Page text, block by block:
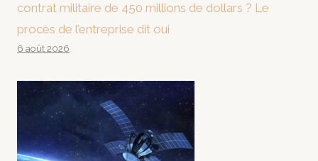
contrat militaire de 450 millions de dollars ? Le
procès de l’entreprise dit oui
6 août 2026